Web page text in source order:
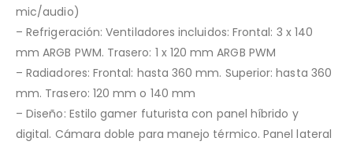
mic/audio)
– Refrigeración: Ventiladores incluidos: Frontal: 3 x 140
mm ARGB PWM. Trasero: 1 x 120 mm ARGB PWM
– Radiadores: Frontal: hasta 360 mm. Superior: hasta 360
mm. Trasero: 120 mm o 140 mm
– Diseño: Estilo gamer futurista con panel híbrido y
digital. Cámara doble para manejo térmico. Panel lateral